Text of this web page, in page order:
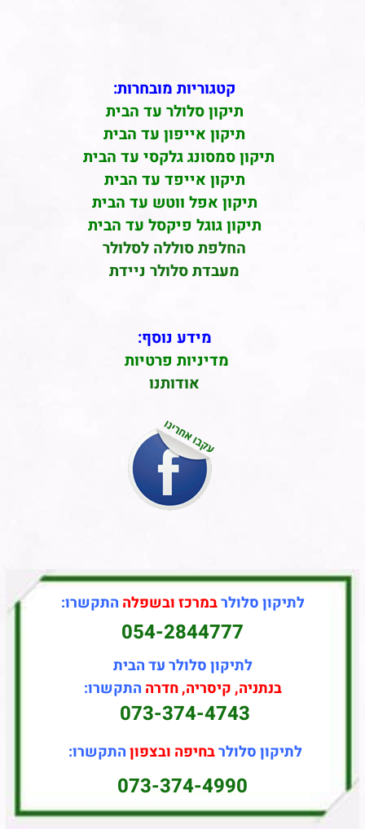
קטגוריות מובחרות:
תיקון סלולר עד הבית
תיקון אייפון עד הבית
תיקון סמסונג גלקסי עד הבית
תיקון אייפד עד הבית
תיקון אפל ווטש עד הבית
תיקון גוגל פיקסל עד הבית
החלפת סוללה לסלולר
מעבדת סלולר ניידת
מידע נוסף:
מדיניות פרטיות
אודותנו
לתיקון סלולרבמרכז ובשפלה התקשרו:
054-2844777
לתיקון סלולר עד הבית
בנתניה, קיסריה, חדרה התקשרו:
073-374-4743
לתיקון סלולרבחיפה ובצפוןהתקשרו:
073-374-4990